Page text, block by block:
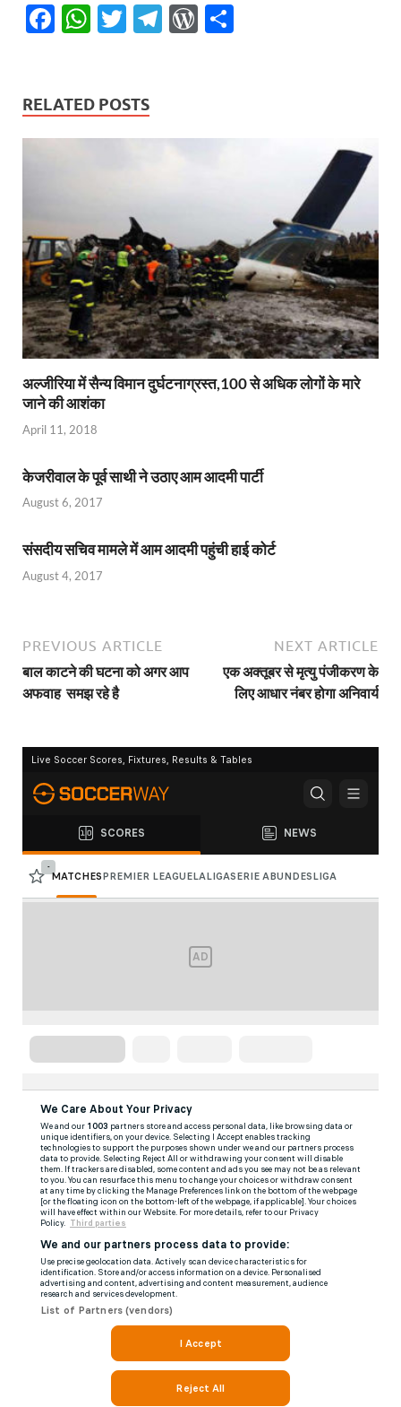
F
b
o
W
s
A
T
er
T
a
W
re
RELATED POSTS
अल्‍जीरिया में सैन्‍य विमान दुर्घटनाग्रस्‍त,100 से अधिक लोगों के मारे
जाने की आशंका
April 11, 2018
केजरीवाल के पूर्व साथी ने उठाए आम आदमी पार्टी
August 6, 2017
संसदीय सचिव मामले में आम आदमी पहुंची हाई कोर्ट
August 4, 2017
PREVIOUS ARTICLE
बाल काटने की घटना को अगर आप
अफवाह समझ रहे है
NEXT ARTICLE
एक अक्तूबर से मृत्यु पंजीकरण के
लिए आधार नंबर होगा अनिवार्य